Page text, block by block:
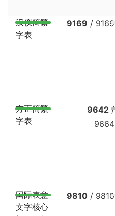
汉仪简繁
字表
9169 / 9169
方正简繁
字表
9642 /
9664
国际表意
文字核心
9810 / 9810